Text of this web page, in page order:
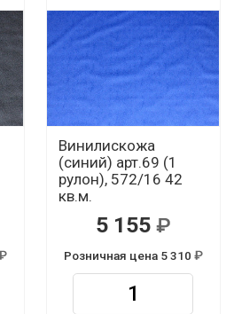
Винилискожа
(синий) арт.69 (1
рулон), 572/16 42
кв.м.
5 155
Розничная цена 5 310